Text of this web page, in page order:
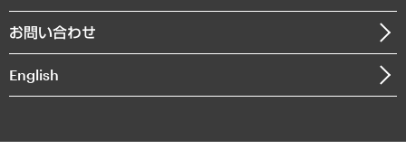
自然資源・農林水産業・食料システム
組織図・本部部室紹介
インドネシア現地法人
個人情報保護方針
お問い合わせ
English